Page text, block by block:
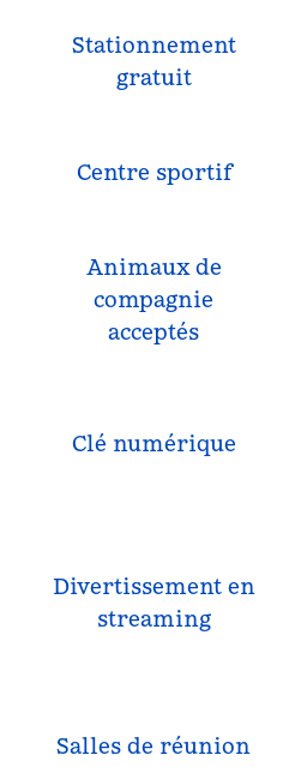
Stationnement
gratuit
Centre sportif
Animaux de
compagnie
acceptés
Clé numérique
Divertissement en
streaming
Salles de réunion